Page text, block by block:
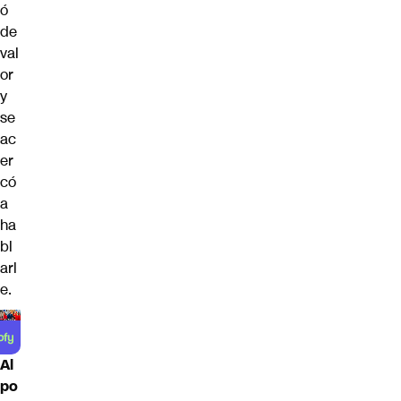
ó
de
val
or
y
se
ac
er
có
a
ha
bl
arl
e.
Al
po